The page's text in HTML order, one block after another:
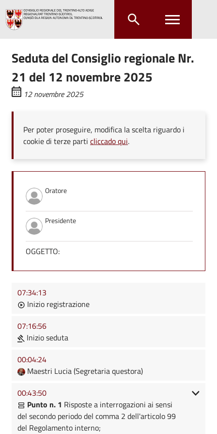
Seduta del Consiglio regionale Nr.
21 del 12 novembre 2025
12 novembre 2025
Per poter proseguire, modifica la scelta riguardo i
cookie di terze parti cliccado qui.
Oratore
Presidente
OGGETTO:
07:34:13
Inizio registrazione
07:16:56
Inizio seduta
00:04:24
Maestri Lucia (Segretaria questora)
00:43:50
Punto n. 1 Risposte a interrogazioni ai sensi
del secondo periodo del comma 2 dell'articolo 99
del Regolamento interno;